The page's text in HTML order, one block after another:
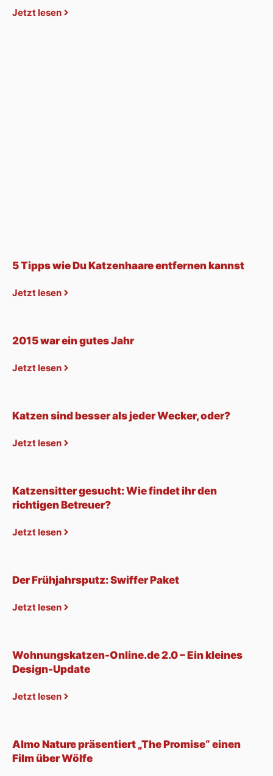
Jetzt lesen
5 Tipps wie Du Katzenhaare entfernen kannst
Jetzt lesen
2015 war ein gutes Jahr
Jetzt lesen
Katzen sind besser als jeder Wecker, oder?
Jetzt lesen
Katzensitter gesucht: Wie findet ihr den
richtigen Betreuer?
Jetzt lesen
Der Frühjahrsputz: Swiffer Paket
Jetzt lesen
Wohnungskatzen-Online.de 2.0 – Ein kleines
Design-Update
Jetzt lesen
Almo Nature präsentiert „The Promise“ einen
Film über Wölfe